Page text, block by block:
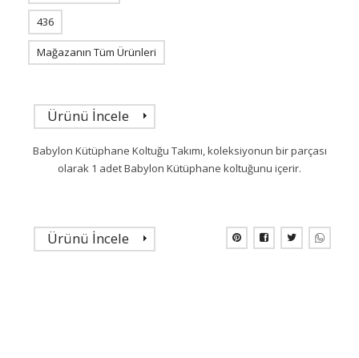
436
Mağazanın Tüm Ürünleri
Ürünü İncele
Babylon Kütüphane Koltuğu Takımı, koleksiyonun bir parçası
olarak 1 adet Babylon Kütüphane koltuğunu içerir.
Ürünü İncele